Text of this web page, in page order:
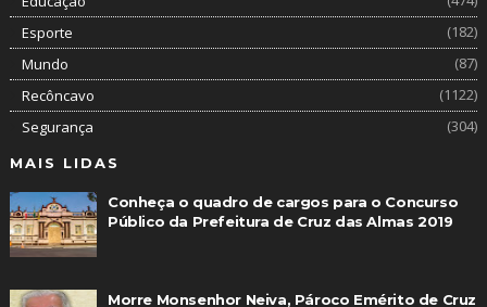
Esporte
(182)
Mundo
(87)
Recôncavo
(1122)
Segurança
(304)
MAIS LIDAS
Conheça o quadro de cargos para o Concurso
Público da Prefeitura de Cruz das Almas 2019
Morre Monsenhor Neiva, Pároco Emérito de Cruz